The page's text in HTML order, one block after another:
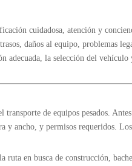
cuidadosa, atención y
daños al equipo, problemas
adecuada, la selección del
de equipos pesados.
y ancho, y permisos requeridos.
ruta en busca de construcción,